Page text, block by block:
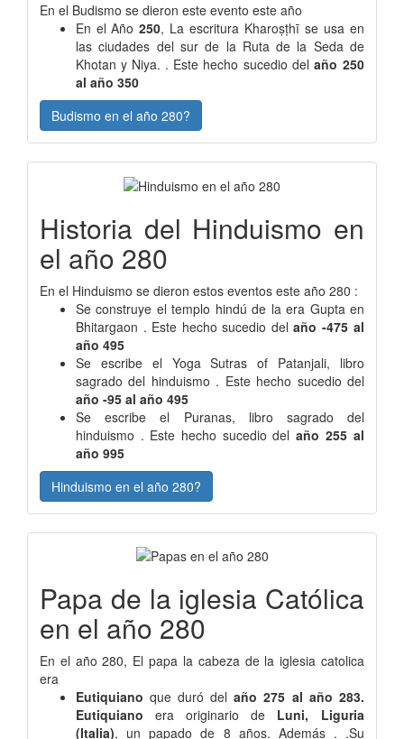
En el Budismo se dieron este evento este año
En el Año 250, La escritura Kharoṣṭhī se usa en
las ciudades del sur de la Ruta de la Seda de
Khotan y Niya. . Este hecho sucedio del año 250
al año 350
Budismo en el año 280?
Historia del Hinduismo en
el año 280
En el Hinduismo se dieron estos eventos este año 280 :
Se construye el templo hindú de la era Gupta en
Bhitargaon . Este hecho sucedio del año -475 al
año 495
Se escribe el Yoga Sutras of Patanjali, libro
sagrado del hinduismo . Este hecho sucedio del
año -95 al año 495
Se escribe el Puranas, libro sagrado del
hinduismo . Este hecho sucedio del año 255 al
año 995
Hinduismo en el año 280?
Papa de la iglesia Católica
en el año 280
En el año 280, El papa la cabeza de la iglesia catolica
era
Eutiquiano que duró del año 275 al año 283.
Eutiquiano era originario de Luni, Liguria
(Italia), un papado de 8 años. Además . .Su